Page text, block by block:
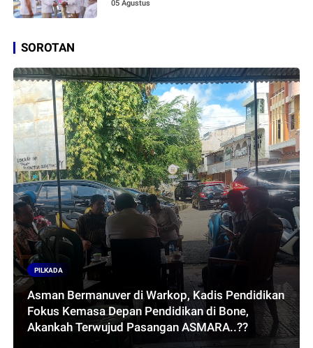
05 Agustus
SOROTAN
PILKADA
Asman Bermanuver di Warkop, Kadis Pendidikan
Fokus Kemasa Depan Pendidikan di Bone,
Akankah Terwujud Pasangan ASMARA..??